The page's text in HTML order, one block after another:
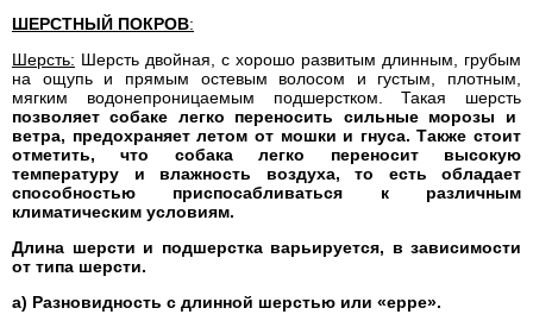
ШЕРСТНЫЙ ПОКРОВ:
Шерсть: Шерсть двойная, с хорошо развитым длинным, грубым
на ощупь и прямым остевым волосом и густым, плотным,
мягким водонепроницаемым подшерстком. Такая шерсть
позволяет собаке легко переносить сильные морозы и
ветра, предохраняет летом от мошки и гнуса. Также стоит
отметить, что собака легко переносит высокую
температуру и влажность воздуха, то есть обладает
способностью приспосабливаться к различным
климатическим условиям.
Длина шерсти и подшерстка варьируется, в зависимости
от типа шерсти.
а) Разновидность с длинной шерстью или «ерре».